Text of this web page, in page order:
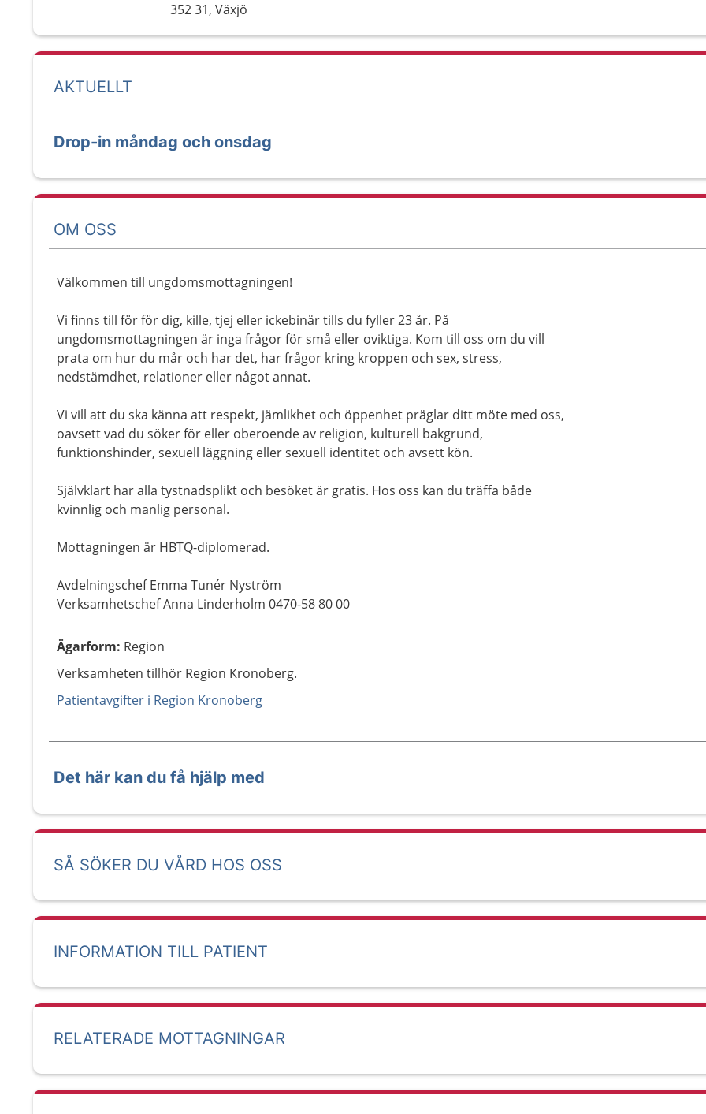
352 31, Växjö
AKTUELLT
Drop-in måndag och onsdag
OM OSS
Välkommen till ungdomsmottagningen!
Vi finns till för för dig, kille, tjej eller ickebinär tills du fyller 23 år. På
ungdomsmottagningen är inga frågor för små eller oviktiga. Kom till oss om du vill
prata om hur du mår och har det, har frågor kring kroppen och sex, stress,
nedstämdhet, relationer eller något annat.
Vi vill att du ska känna att respekt, jämlikhet och öppenhet präglar ditt möte med oss,
oavsett vad du söker för eller oberoende av religion, kulturell bakgrund,
funktionshinder, sexuell läggning eller sexuell identitet och avsett kön.
Självklart har alla tystnadsplikt och besöket är gratis. Hos oss kan du träffa både
kvinnlig och manlig personal.
Mottagningen är HBTQ-diplomerad.
Avdelningschef Emma Tunér Nyström
Verksamhetschef Anna Linderholm 0470-58 80 00
Ägarform: Region
Verksamheten tillhör Region Kronoberg.
Patientavgifter i Region Kronoberg
Det här kan du få hjälp med
SÅ SÖKER DU VÅRD HOS OSS
INFORMATION TILL PATIENT
RELATERADE MOTTAGNINGAR